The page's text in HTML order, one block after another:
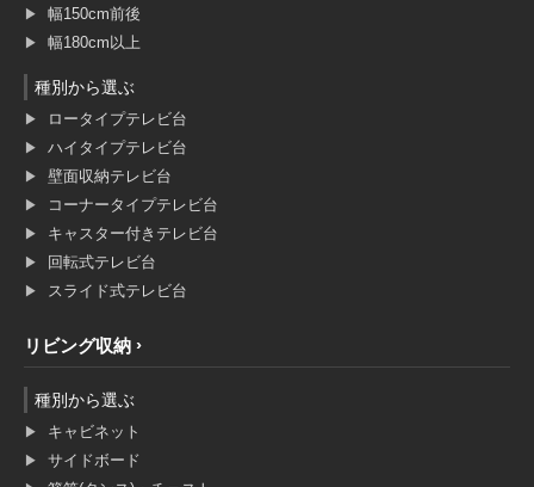
幅150cm前後
幅180cm以上
種別から選ぶ
ロータイプテレビ台
ハイタイプテレビ台
壁面収納テレビ台
コーナータイプテレビ台
キャスター付きテレビ台
回転式テレビ台
スライド式テレビ台
リビング収納
種別から選ぶ
キャビネット
サイドボード